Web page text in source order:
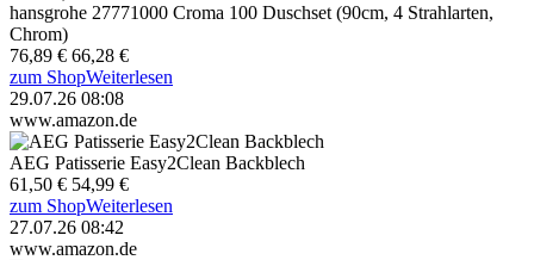
hansgrohe 27771000 Croma 100 Duschset (90cm, 4 Strahlarten,
Chrom)
76,89 € 66,28 €
zum ShopWeiterlesen
29.07.26 08:08
www.amazon.de
AEG Patisserie Easy2Clean Backblech
61,50 € 54,99 €
zum ShopWeiterlesen
27.07.26 08:42
www.amazon.de